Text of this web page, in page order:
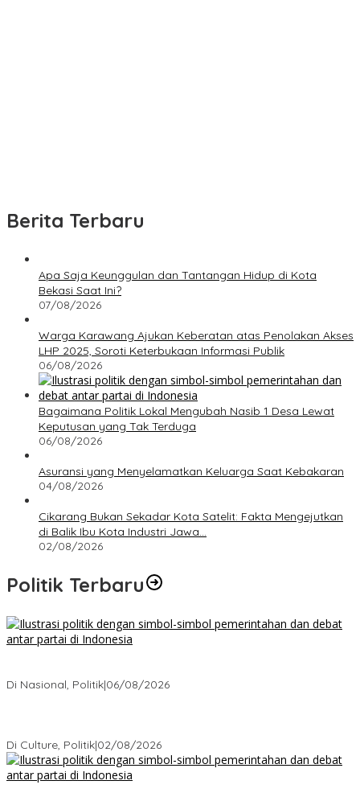
Berita Terbaru
Apa Saja Keunggulan dan Tantangan Hidup di Kota
Bekasi Saat Ini?
07/08/2026
Warga Karawang Ajukan Keberatan atas Penolakan Akses
LHP 2025, Soroti Keterbukaan Informasi Publik
06/08/2026
Bagaimana Politik Lokal Mengubah Nasib 1 Desa Lewat
Keputusan yang Tak Terduga
06/08/2026
Asuransi yang Menyelamatkan Keluarga Saat Kebakaran
04/08/2026
Cikarang Bukan Sekadar Kota Satelit: Fakta Mengejutkan
di Balik Ibu Kota Industri Jawa…
02/08/2026
Politik Terbaru
Di Nasional, Politik|06/08/2026
Di Culture, Politik|02/08/2026